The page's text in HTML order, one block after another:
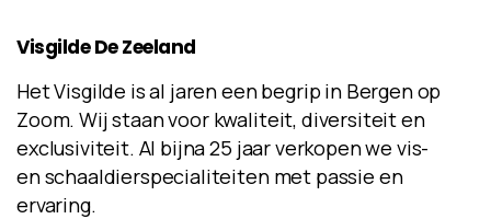
Visgilde DeZeeland
Het Visgilde is al jaren een begrip in Bergen op
Zoom. Wij staan voor kwaliteit, diversiteit en
exclusiviteit. Al bijna 25 jaar verkopen we vis-
en schaaldierspecialiteiten met passie en
ervaring.